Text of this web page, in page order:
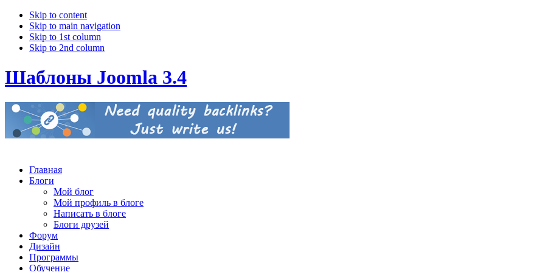
Skip to content
Skip to main navigation
Skip to 1st column
Skip to 2nd column
Шаблоны Joomla 3.4
Главная
Блоги
Мой блог
Мой профиль в блоге
Написать в блоге
Блоги друзей
Форум
Дизайн
Программы
Обучение